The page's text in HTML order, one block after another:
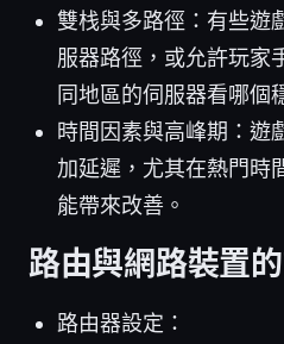
雙栈與多路徑：有些遊
服器路徑，或允許玩家
同地區的伺服器看哪個
時間因素與高峰期：遊
加延遲，尤其在熱門時
能帶來改善。
路由與網路裝置
路由器設定：